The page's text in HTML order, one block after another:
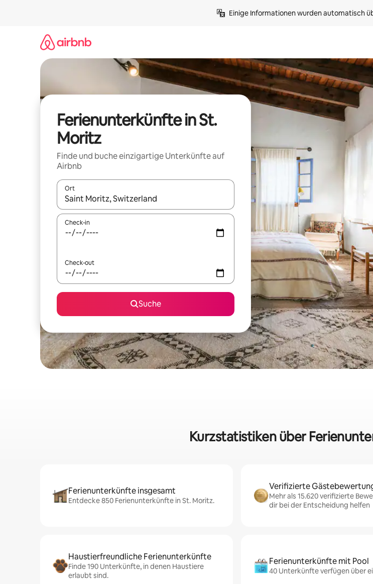
Einige Informationen wurden automatisch
Ferienunterkünfte in St.
Moritz
Finde und buche einzigartige Unterkünfte auf
Airbnb
Ort
Wenn Ergebnisse verfügbar sind, navigiere mit den Pfeiltasten nach oben und unten oder
Check-in
Check-out
Suche
Kurzstatistiken über
Ferienunterkünfte insgesamt
Entdecke 850 Ferienunterkünfte in St. Moritz.
Verifizierte
Mehr als 15.620 verifizierte
dir bei der Entscheidung helfen
Haustierfreundliche Ferienunterkünfte
Finde 190 Unterkünfte, in denen Haustiere
erlaubt sind.
Ferienunterkünfte mit Pool
40 Unterkünfte verfügen über